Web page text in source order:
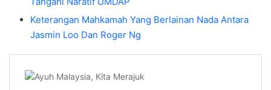
Keterangan Mahkamah Yang Berlainan Nada Antara
Jasmin Loo Dan Roger Ng